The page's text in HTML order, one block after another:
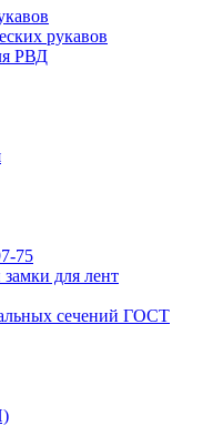
рукавов
РВД
75
для лент
сечений ГОСТ